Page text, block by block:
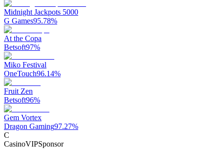
Midnight Jackpots 5000
G Games95.78%
At the Copa
Betsoft97%
Miko Festival
OneTouch96.14%
Fruit Zen
Betsoft96%
Gem Vortex
Dragon Gaming97.27%
C
CasinoVIPSponsor